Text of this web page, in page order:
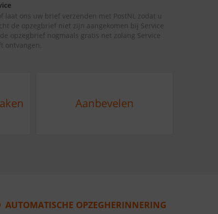
laat ons uw brief verzenden met PostNL zodat u
de opzegbrief niet zijn aangekomen bij Service
opzegbrief nogmaals gratis net zolang Service
ontvangen.
Aanbevelen
AUTOMATISCHE OPZEGHERINNERING